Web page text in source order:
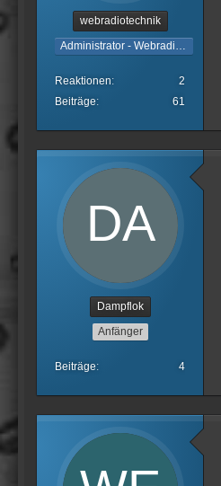
webradiotechnik
Administrator - Webradiotechnik
Reaktionen
2
Beiträge
61
Dampflok
Anfänger
Beiträge 4